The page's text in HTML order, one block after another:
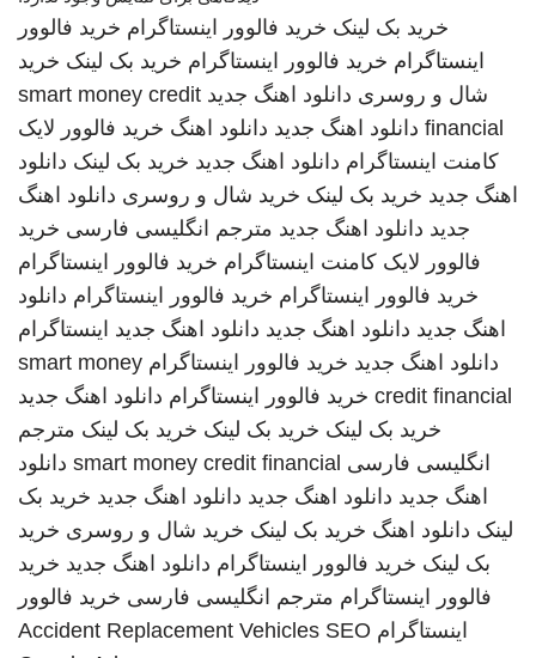
خرید بک لینک خرید فالوور اینستاگرام خرید فالوور
اینستاگرام خرید فالوور اینستاگرام خرید بک لینک خرید
شال و روسری دانلود اهنگ جدید smart money credit
financial دانلود اهنگ جدید دانلود اهنگ خرید فالوور لایک
کامنت اینستاگرام دانلود اهنگ جدید خرید بک لینک دانلود
اهنگ جدید خرید بک لینک خرید شال و روسری دانلود اهنگ
جدید دانلود اهنگ جدید مترجم انگلیسی فارسی خرید
فالوور لایک کامنت اینستاگرام خرید فالوور اینستاگرام
خرید فالوور اینستاگرام خرید فالوور اینستاگرام دانلود
اهنگ جدید دانلود اهنگ جدید دانلود اهنگ جدید اینستاگرام
دانلود اهنگ جدید خرید فالوور اینستاگرام smart money
credit financial خرید فالوور اینستاگرام دانلود اهنگ جدید
خرید بک لینک خرید بک لینک خرید بک لینک مترجم
انگلیسی فارسی smart money credit financial دانلود
اهنگ جدید دانلود اهنگ جدید دانلود اهنگ جدید خرید بک
لینک دانلود اهنگ خرید بک لینک خرید شال و روسری خرید
بک لینک خرید فالوور اینستاگرام دانلود اهنگ جدید خرید
فالوور اینستاگرام مترجم انگلیسی فارسی خرید فالوور
اینستاگرام
Accident Replacement Vehicles SEO